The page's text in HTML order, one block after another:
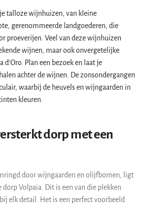
talloze wijnhuizen, van kleine
gerenommeerde landgoederen, die
proeverijen. Veel van deze wijnhuizen
wijnen, maar ook onvergetelijke
d'Oro. Plan een bezoek en laat je
achter de wijnen. De zonsondergangen
waarbij de heuvels en wijngaarden in
kleuren.
dorp met een
door wijngaarden en olijfbomen, ligt
Volpaia. Dit is een van die plekken
elk detail. Het is een perfect voorbeeld